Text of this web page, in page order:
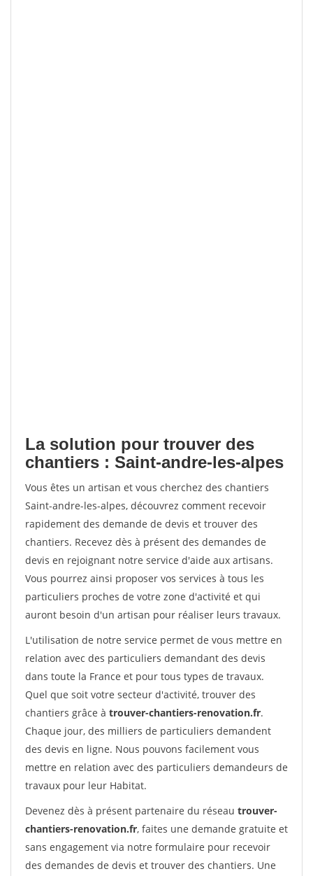
La solution pour trouver des
chantiers : Saint-andre-les-alpes
Vous êtes un artisan et vous cherchez des chantiers
Saint-andre-les-alpes, découvrez comment recevoir
rapidement des demande de devis et trouver des
chantiers. Recevez dès à présent des demandes de
devis en rejoignant notre service d'aide aux artisans.
Vous pourrez ainsi proposer vos services à tous les
particuliers proches de votre zone d'activité et qui
auront besoin d'un artisan pour réaliser leurs travaux.
L'utilisation de notre service permet de vous mettre en
relation avec des particuliers demandant des devis
dans toute la France et pour tous types de travaux.
Quel que soit votre secteur d'activité, trouver des
chantiers grâce à trouver-chantiers-renovation.fr.
Chaque jour, des milliers de particuliers demandent
des devis en ligne. Nous pouvons facilement vous
mettre en relation avec des particuliers demandeurs de
travaux pour leur Habitat.
Devenez dès à présent partenaire du réseau trouver-
chantiers-renovation.fr, faites une demande gratuite et
sans engagement via notre formulaire pour recevoir
des demandes de devis et trouver des chantiers. Une